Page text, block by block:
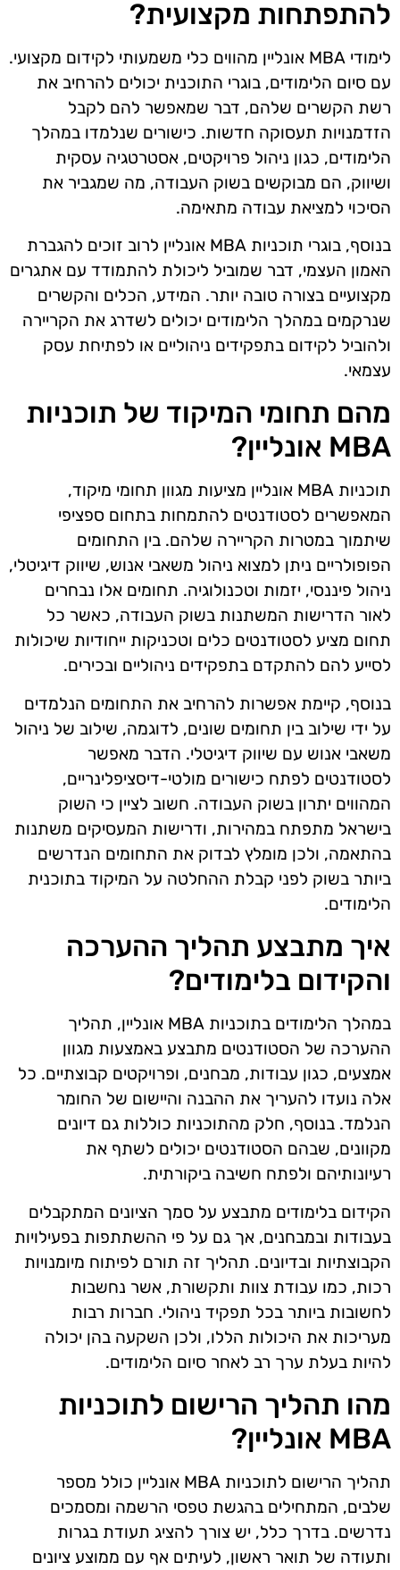
להתפתחות מקצועית?
לימודי MBA אונליין מהווים כלי משמעותי לקידום מקצועי.
עם סיום הלימודים, בוגרי התוכנית יכולים להרחיב את
רשת הקשרים שלהם, דבר שמאפשר להם לקבל
הזדמנויות תעסוקה חדשות. כישורים שנלמדו במהלך
הלימודים, כגון ניהול פרויקטים, אסטרטגיה עסקית
ושיווק, הם מבוקשים בשוק העבודה, מה שמגביר את
הסיכוי למציאת עבודה מתאימה.
בנוסף, בוגרי תוכניות MBA אונליין לרוב זוכים להגברת
האמון העצמי, דבר שמוביל ליכולת להתמודד עם אתגרים
מקצועיים בצורה טובה יותר. המידע, הכלים והקשרים
שנרקמים במהלך הלימודים יכולים לשדרג את הקריירה
ולהוביל לקידום בתפקידים ניהוליים או לפתיחת עסק
עצמאי.
מהם תחומי המיקוד של תוכניות
MBA אונליין?
תוכניות MBA אונליין מציעות מגוון תחומי מיקוד,
המאפשרים לסטודנטים להתמחות בתחום ספציפי
שיתמוך במטרות הקריירה שלהם. בין התחומים
הפופולריים ניתן למצוא ניהול משאבי אנוש, שיווק דיגיטלי,
ניהול פיננסי, יזמות וטכנולוגיה. תחומים אלו נבחרים
לאור הדרישות המשתנות בשוק העבודה, כאשר כל
תחום מציע לסטודנטים כלים וטכניקות ייחודיות שיכולות
לסייע להם להתקדם בתפקידים ניהוליים ובכירים.
בנוסף, קיימת אפשרות להרחיב את התחומים הנלמדים
על ידי שילוב בין תחומים שונים, לדוגמה, שילוב של ניהול
משאבי אנוש עם שיווק דיגיטלי. הדבר מאפשר
לסטודנטים לפתח כישורים מולטי-דיסציפלינריים,
המהווים יתרון בשוק העבודה. חשוב לציין כי השוק
בישראל מתפתח במהירות, ודרישות המעסיקים משתנות
בהתאמה, ולכן מומלץ לבדוק את התחומים הנדרשים
ביותר בשוק לפני קבלת ההחלטה על המיקוד בתוכנית
הלימודים.
איך מתבצע תהליך ההערכה
והקידום בלימודים?
במהלך הלימודים בתוכניות MBA אונליין, תהליך
ההערכה של הסטודנטים מתבצע באמצעות מגוון
אמצעים, כגון עבודות, מבחנים, ופרויקטים קבוצתיים. כל
אלה נועדו להעריך את ההבנה והיישום של החומר
הנלמד. בנוסף, חלק מהתוכניות כוללות גם דיונים
מקוונים, שבהם הסטודנטים יכולים לשתף את
רעיונותיהם ולפתח חשיבה ביקורתית.
הקידום בלימודים מתבצע על סמך הציונים המתקבלים
בעבודות ובמבחנים, אך גם על פי ההשתתפות בפעילויות
הקבוצתיות ובדיונים. תהליך זה תורם לפיתוח מיומנויות
רכות, כמו עבודת צוות ותקשורת, אשר נחשבות
לחשובות ביותר בכל תפקיד ניהולי. חברות רבות
מעריכות את היכולות הללו, ולכן השקעה בהן יכולה
להיות בעלת ערך רב לאחר סיום הלימודים.
מהו תהליך הרישום לתוכניות
MBA אונליין?
תהליך הרישום לתוכניות MBA אונליין כולל מספר
שלבים, המתחילים בהגשת טפסי הרשמה ומסמכים
נדרשים. בדרך כלל, יש צורך להציג תעודת בגרות
ותעודה של תואר ראשון, לעיתים אף עם ממוצע ציונים